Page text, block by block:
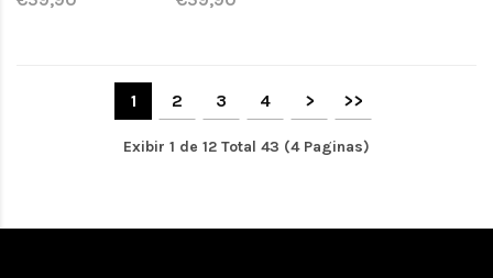
1 2 3 4 > >>
Exibir 1 de 12 Total 43 (4 Paginas)